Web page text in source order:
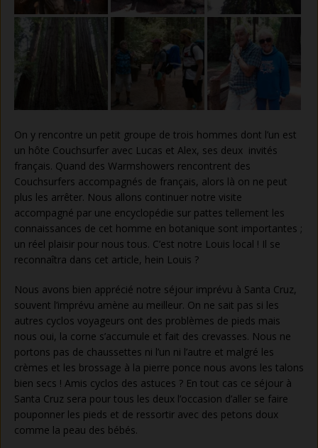
On y rencontre un petit groupe de trois hommes dont l’un est
un hôte Couchsurfer avec Lucas et Alex, ses deux invités
français. Quand des Warmshowers rencontrent des
Couchsurfers accompagnés de français, alors là on ne peut
plus les arrêter. Nous allons continuer notre visite
accompagné par une encyclopédie sur pattes tellement les
connaissances de cet homme en botanique sont importantes ;
un réel plaisir pour nous tous. C’est notre Louis local ! Il se
reconnaîtra dans cet article, hein Louis ?
Nous avons bien apprécié notre séjour imprévu à Santa Cruz,
souvent l’imprévu amène au meilleur. On ne sait pas si les
autres cyclos voyageurs ont des problèmes de pieds mais
nous oui, la corne s’accumule et fait des crevasses. Nous ne
portons pas de chaussettes ni l’un ni l’autre et malgré les
crèmes et les brossage à la pierre ponce nous avons les talons
bien secs ! Amis cyclos des astuces ? En tout cas ce séjour à
Santa Cruz sera pour tous les deux l’occasion d’aller se faire
pouponner les pieds et de ressortir avec des petons doux
comme la peau des bébés.